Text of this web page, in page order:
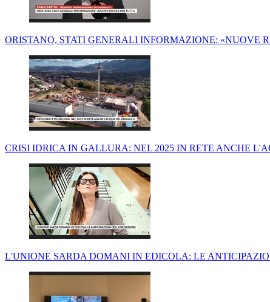
ORISTANO, STATI GENERALI INFORMAZIONE: «NUOVE
CRISI IDRICA IN GALLURA: NEL 2025 IN RETE ANCHE
L'UNIONE SARDA DOMANI IN EDICOLA: LE